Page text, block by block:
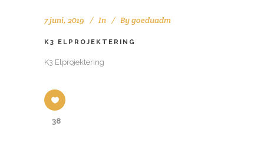
7 juni, 2019 In Bygoeduadm
K3 ELPROJEKTERING
K3 Elprojektering
38